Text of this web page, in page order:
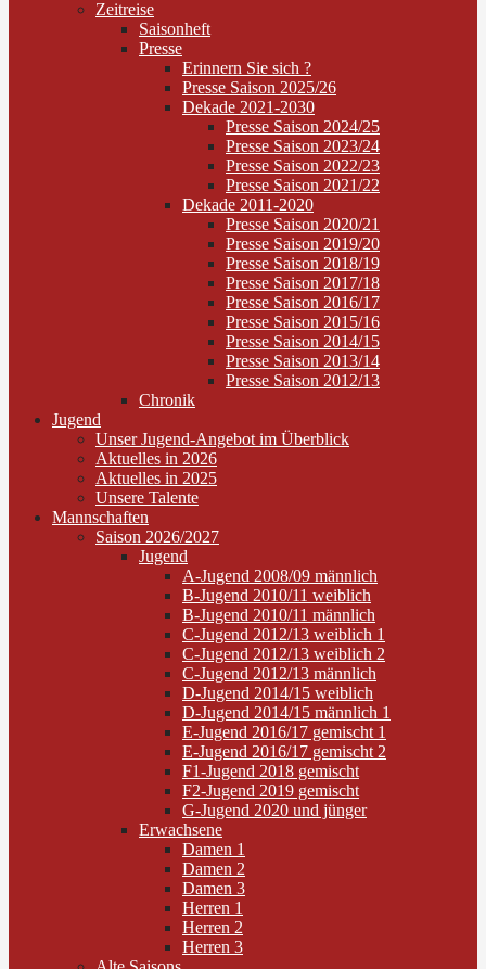
Zeitreise
Saisonheft
Presse
Erinnern Sie sich ?
Presse Saison 2025/26
Dekade 2021-2030
Presse Saison 2024/25
Presse Saison 2023/24
Presse Saison 2022/23
Presse Saison 2021/22
Dekade 2011-2020
Presse Saison 2020/21
Presse Saison 2019/20
Presse Saison 2018/19
Presse Saison 2017/18
Presse Saison 2016/17
Presse Saison 2015/16
Presse Saison 2014/15
Presse Saison 2013/14
Presse Saison 2012/13
Chronik
Jugend
Unser Jugend-Angebot im Überblick
Aktuelles in 2026
Aktuelles in 2025
Unsere Talente
Mannschaften
Saison 2026/2027
Jugend
A-Jugend 2008/09 männlich
B-Jugend 2010/11 weiblich
B-Jugend 2010/11 männlich
C-Jugend 2012/13 weiblich 1
C-Jugend 2012/13 weiblich 2
C-Jugend 2012/13 männlich
D-Jugend 2014/15 weiblich
D-Jugend 2014/15 männlich 1
E-Jugend 2016/17 gemischt 1
E-Jugend 2016/17 gemischt 2
F1-Jugend 2018 gemischt
F2-Jugend 2019 gemischt
G-Jugend 2020 und jünger
Erwachsene
Damen 1
Damen 2
Damen 3
Herren 1
Herren 2
Herren 3